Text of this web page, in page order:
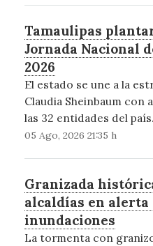
Tamaulipas
Jornada Nacional
2026
El estado se une a la
Claudia Sheinbaum con
las 32 entidades del país.
05 Ago, 2026 21:35 h
Granizada
alcaldías en
inundaciones
La tormenta con